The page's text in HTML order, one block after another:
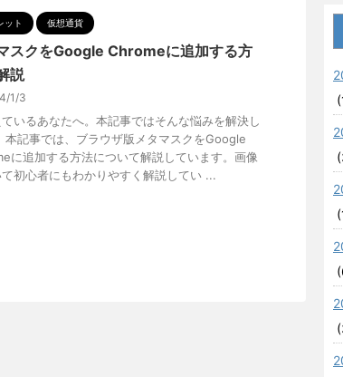
ット 仮想通貨
スクをGoogle Chromeに追加する方
説
1/3
ているあなたへ。本記事ではそんな悩みを解決し
本記事では、ブラウザ版メタマスクをGoogle
に追加する方法について解説しています。画像
初心者にもわかりやすく解説してい ...